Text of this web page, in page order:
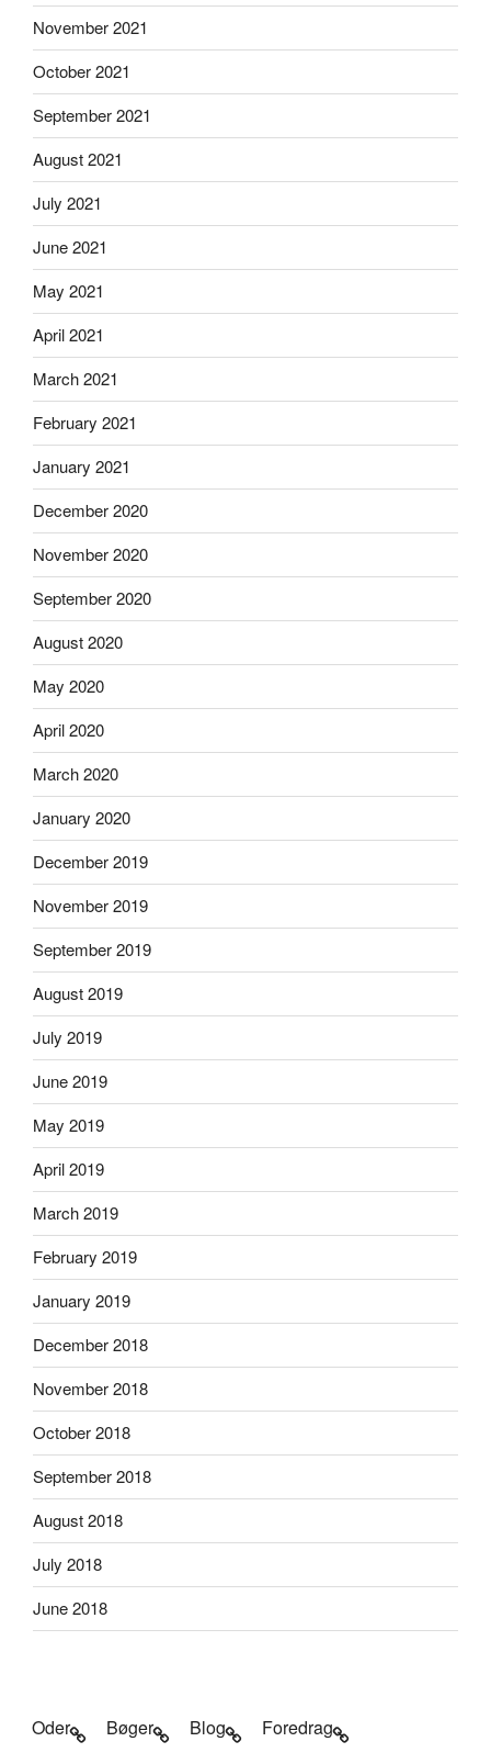
November 2021
October 2021
September 2021
August 2021
July 2021
June 2021
May 2021
April 2021
March 2021
February 2021
January 2021
December 2020
November 2020
September 2020
August 2020
May 2020
April 2020
March 2020
January 2020
December 2019
November 2019
September 2019
August 2019
July 2019
June 2019
May 2019
April 2019
March 2019
February 2019
January 2019
December 2018
November 2018
October 2018
September 2018
August 2018
July 2018
June 2018
Oder Bøger Blog
Foredrag